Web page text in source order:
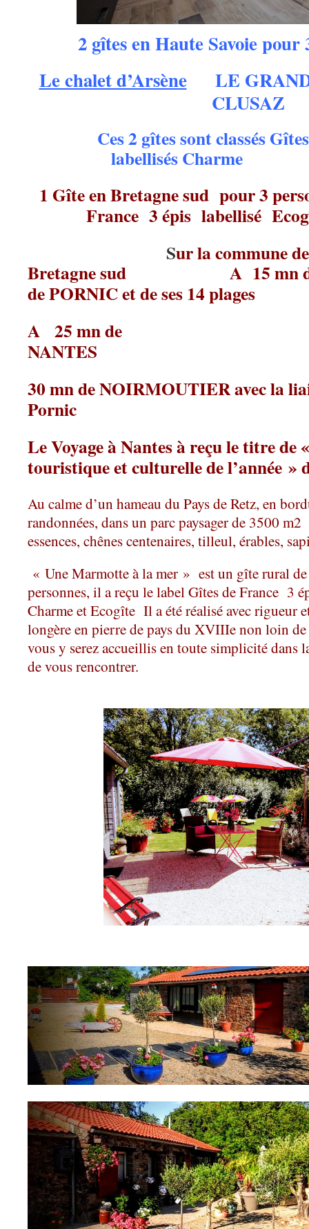
2 gîtes en Haute Savoie pour
Le chalet d’ArsèneLE GRAND
CLUSAZ
Ces 2 gîtes sont classés
labellisés Charme
1 Gîte en Bretagne sud pour 3
France 3 épis labellisé
Sur la commune
Bretagne sud A 15 mn
de PORNIC et de ses 14
A 25 mn de
30 mn de NOIRMOUTIER avec la
Pornic
Le Voyage à Nantes à reçu le titre de
touristique et culturelle de l’année »
Au calme d’un hameau du Pays de Retz, en
randonnées, dans un parc paysager de 3500
essences, chênes centenaires, tilleul, érables,
« Une Marmotte à la mer » est un gîte rural
personnes, il a reçu le label Gîtes de France 3
Charme et Ecogîte Il a été réalisé avec rigueur
longère en pierre de pays du XVIIIe non loin
vous y serez accueillis en toute simplicité
de vous rencontrer.